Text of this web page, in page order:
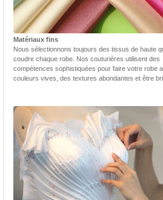
Matériaux fins
Nous sélectionnons toujours des tissus de haute
coudre chaque robe. Nos couturières utilisent des
compétences sophistiquées pour faire votre robe
couleurs vives, des textures abondantes et être